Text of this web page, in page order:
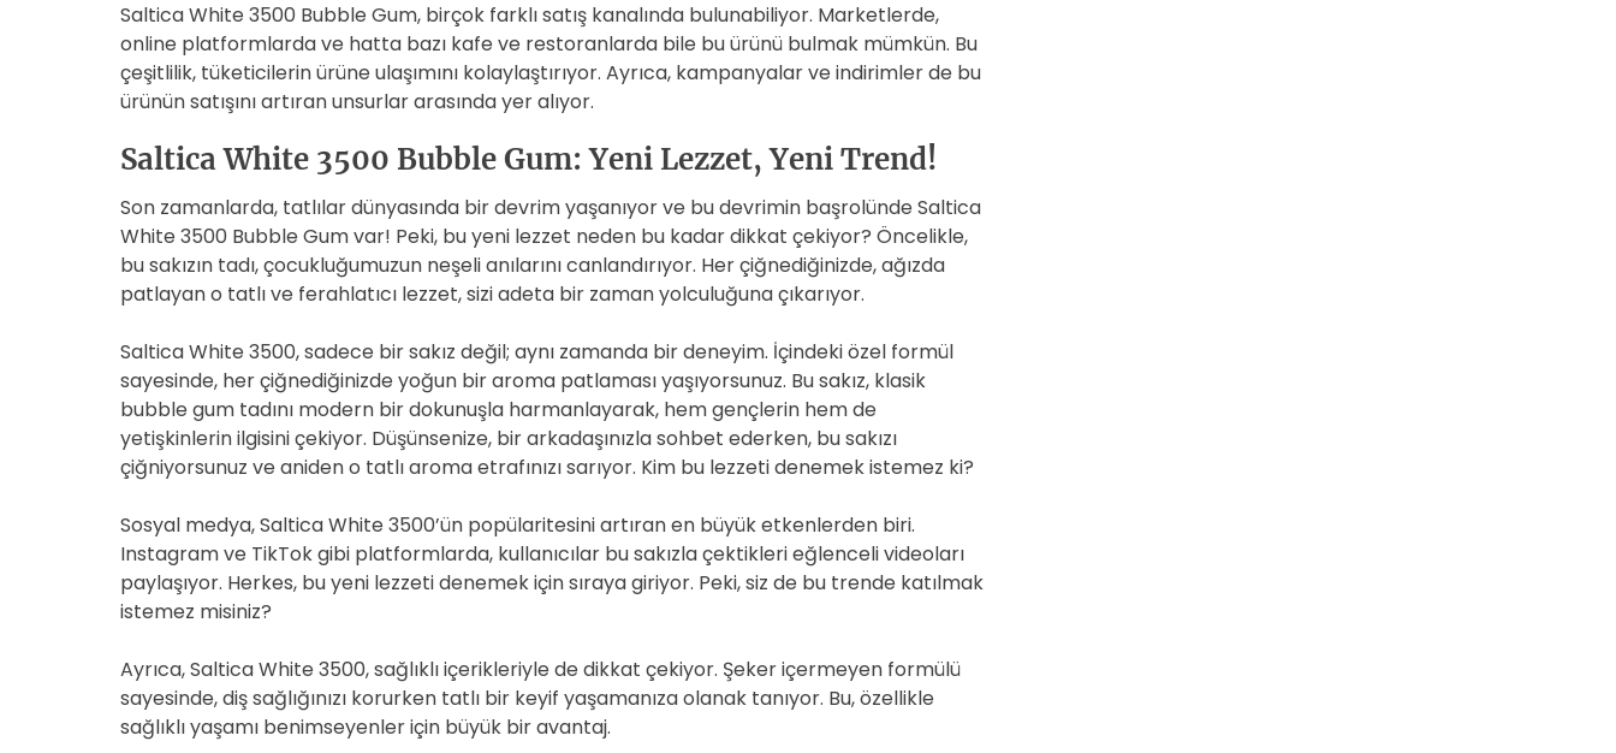
Saltica White 3500 Bubble Gum, birçok farklı satış kanalında bulunabiliyor. Marketlerde,
online platformlarda ve hatta bazı kafe ve restoranlarda bile bu ürünü bulmak mümkün. Bu
çeşitlilik, tüketicilerin ürüne ulaşımını kolaylaştırıyor. Ayrıca, kampanyalar ve indirimler de bu
ürünün satışını artıran unsurlar arasında yer alıyor.
Saltica White 3500 Bubble Gum: Yeni Lezzet, Yeni Trend!
Son zamanlarda, tatlılar dünyasında bir devrim yaşanıyor ve bu devrimin başrolünde Saltica
White 3500 Bubble Gum var! Peki, bu yeni lezzet neden bu kadar dikkat çekiyor? Öncelikle,
bu sakızın tadı, çocukluğumuzun neşeli anılarını canlandırıyor. Her çiğnediğinizde, ağızda
patlayan o tatlı ve ferahlatıcı lezzet, sizi adeta bir zaman yolculuğuna çıkarıyor.
Saltica White 3500, sadece bir sakız değil; aynı zamanda bir deneyim. İçindeki özel formül
sayesinde, her çiğnediğinizde yoğun bir aroma patlaması yaşıyorsunuz. Bu sakız, klasik
bubble gum tadını modern bir dokunuşla harmanlayarak, hem gençlerin hem de
yetişkinlerin ilgisini çekiyor. Düşünsenize, bir arkadaşınızla sohbet ederken, bu sakızı
çiğniyorsunuz ve aniden o tatlı aroma etrafınızı sarıyor. Kim bu lezzeti denemek istemez ki?
Sosyal medya, Saltica White 3500’ün popülaritesini artıran en büyük etkenlerden biri.
Instagram ve TikTok gibi platformlarda, kullanıcılar bu sakızla çektikleri eğlenceli videoları
paylaşıyor. Herkes, bu yeni lezzeti denemek için sıraya giriyor. Peki, siz de bu trende katılmak
istemez misiniz?
Ayrıca, Saltica White 3500, sağlıklı içerikleriyle de dikkat çekiyor. Şeker içermeyen formülü
sayesinde, diş sağlığınızı korurken tatlı bir keyif yaşamanıza olanak tanıyor. Bu, özellikle
sağlıklı yaşamı benimseyenler için büyük bir avantaj.